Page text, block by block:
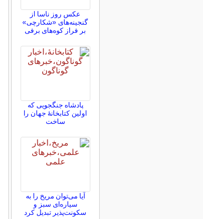
عکس روز ناسا از
گنجینه‌های «شکارچی»
بر فراز کوه‌های برفی
پادشاه جنگجویی که
اولین کتابخانۀ جهان را
ساخت
آیا می‌توان مریخ را به
سیاره‌ای سبز و
سکونت‌پذیر تبدیل کرد